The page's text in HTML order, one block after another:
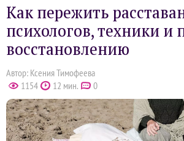
Как пережить
психологов, техники и
восстановлению
Автор: Ксения Тимофеева
1154
12 мин. 0